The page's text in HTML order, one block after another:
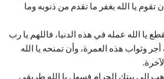
تقوم يا الله بغفر ما تقدم من ذنوبه وما
يا الله عمله في هذه الدنيا، فاللهم يا رب
أجر وثواب هذه العمرة، وأن تمنحه يا الله
إلى بيتك الحرام فسهل يا الله طريقي